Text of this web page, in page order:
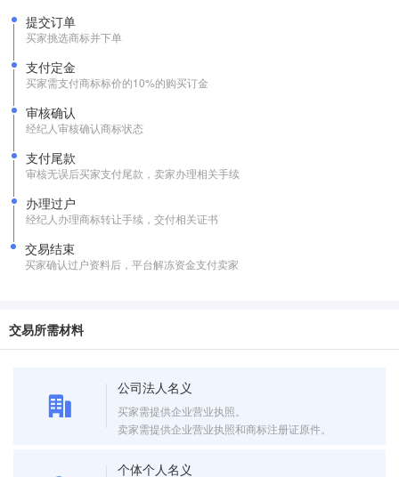
提交订单
买家挑选商标并下单
支付定金
买家需支付商标标价的10%的购买订金
审核确认
经纪人审核确认商标状态
支付尾款
审核无误后买家支付尾款，卖家办理相关手续
办理过户
经纪人办理商标转让手续，交付相关证书
交易结束
买家确认过户资料后，平台解冻资金支付卖家
交易所需材料
公司法人名义
买家需提供企业营业执照。
卖家需提供企业营业执照和商标注册证原件。
个体个人名义